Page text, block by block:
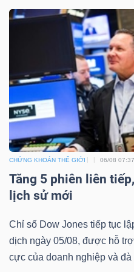
CHỨNG KHOÁN THẾ GIỚI 06/08 07:37
Tăng 5 phiên liên
lịch sử mới
Chỉ số Dow Jones tiếp tục
dịch ngày 05/08, được hỗ
cực của doanh nghiệp và
ngữ
vụ
(-)
Đào
Sách
tài